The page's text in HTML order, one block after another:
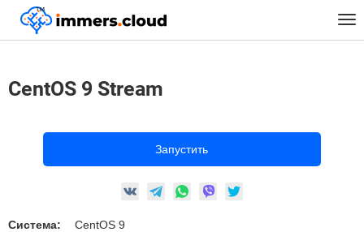
™
Главная Предустановленные Образы
CentOS 9 Stream
Запустить
Система:
CentOS 9